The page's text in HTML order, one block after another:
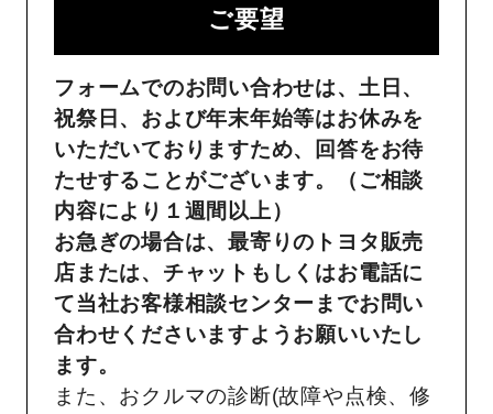
ご要望​
フォームでのお問い合わせは、土日、
祝祭日、および年末年始等はお休みを
いただいておりますため、回答をお待
たせすることがございます。（ご相談
内容により１週間以上）
お急ぎの場合は、最寄りのトヨタ販売
店または、チャットもしくはお電話に
て当社お客様相談センターまでお問い
合わせくださいますようお願いいたし
ます。
また、おクルマの診断(故障や点検、修